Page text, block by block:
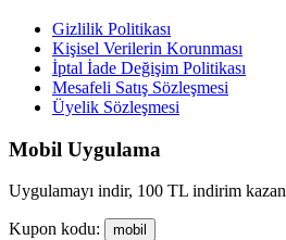
Gizlilik Politikası
Kişisel Verilerin Korunması
İptal İade Değişim Politikası
Mesafeli Satış Sözleşmesi
Üyelik Sözleşmesi
Mobil Uygulama
Uygulamayı indir, 100 TL indirim kazan
Kupon kodu: mobil